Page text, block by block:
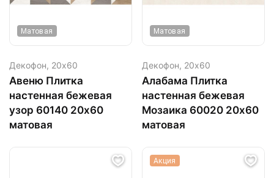
Матовая
Декофон, 20х60
Авеню Плитка
настенная бежевая
узор 60140 20х60
матовая
Матовая
Декофон, 20х60
Алабама Плитка
настенная бежевая
Мозаика 60020 20х60
матовая
Акция